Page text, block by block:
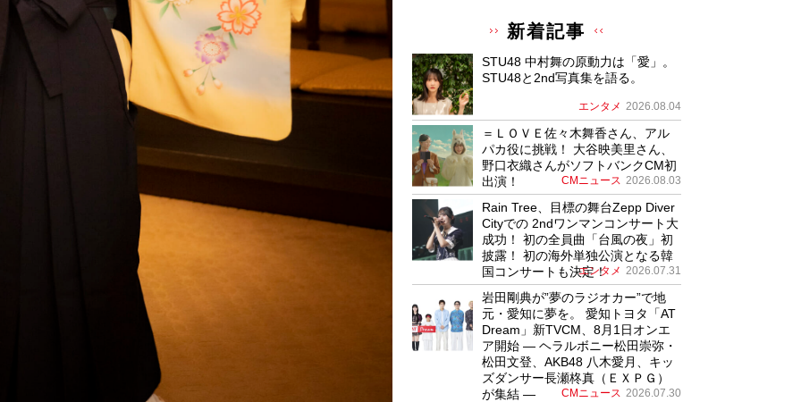
新着記事
STU48 中村舞の原動力は「愛」。
STU48と2nd写真集を語る。
エンタメ 2026.08.04
＝ＬＯＶＥ佐々木舞香さん、アル
パカ役に挑戦！ 大谷映美里さん、
野口衣織さんがソフトバンクCM初
出演！
CMニュース 2026.08.03
Rain Tree、目標の舞台Zepp Diver
Cityでの 2ndワンマンコンサート大
成功！ 初の全員曲「台風の夜」初
披露！ 初の海外単独公演となる韓
国コンサートも決定！
エンタメ 2026.07.31
岩田剛典が”夢のラジオカー”で地
元・愛知に夢を。 愛知トヨタ「AT
Dream」新TVCM、8月1日オンエ
ア開始 ― ヘラルボニー松田崇弥・
松田文登、AKB48 八木愛月、キッ
ズダンサー長瀬柊真（ＥＸＰＧ）
が集結 ―
CMニュース 2026.07.30